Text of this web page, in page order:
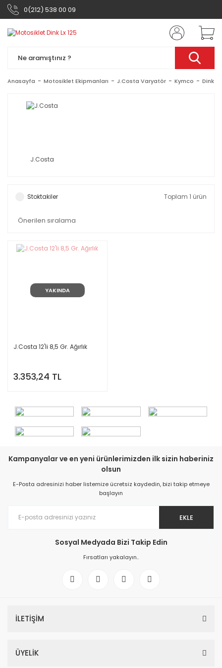
0(212) 538 00 09
Anasayfa Motosiklet Ekipmanları J.Costa Varyatör Kymco Dink Lx
J.Costa
Stoktakiler Toplam 1 ürün
YAKINDA
J.Costa 12'li 8,5 Gr. Ağırlık
3.353,24 TL
Kampanyalar ve en yeni ürünlerimizden ilk sizin haberiniz
olsun
E-Posta adresinizi haber listemize ücretsiz kaydedin, bizi takip etmeye
başlayın
EKLE
Sosyal Medyada Bizi Takip Edin
Fırsatları yakalayın..
İLETİŞİM
ÜYELİK